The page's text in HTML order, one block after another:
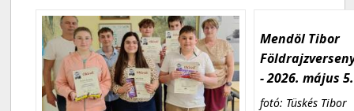
Mendöl Tibor
- 2026. május 5.
fotó: Tüskés Tibor